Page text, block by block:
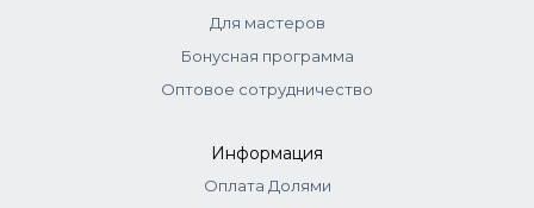
Для мастеров
Бонусная программа
Оптовое сотрудничество
Информация
Оплата Долями